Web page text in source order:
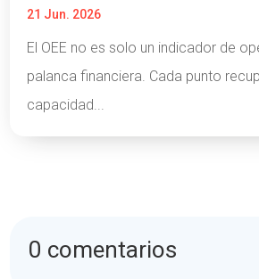
21 Jun. 2026
El OEE no es solo un indicador de
palanca financiera. Cada punto
capacidad...
0 comentarios